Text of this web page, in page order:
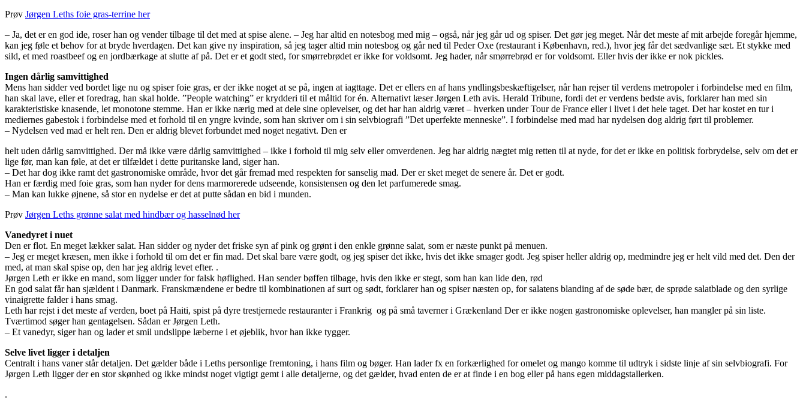
Prøv Jørgen Leths foie gras-terrine her
– Ja, det er en god ide, roser han og vender tilbage til det med at spise alene. – Jeg har altid en notesbog med mig – også, når jeg går ud og spiser. Det gør jeg meget. Når det meste af mit arbejde foregår hjemme,
kan jeg føle et behov for at bryde hverdagen. Det kan give ny inspiration, så jeg tager altid min notesbog og går ned til Peder Oxe (restaurant i København, red.), hvor jeg får det sædvanlige sæt. Et stykke med
sild, et med roastbeef og en jordbærkage at slutte af på. Det er et godt sted, for smørrebrødet er ikke for voldsomt. Jeg hader, når smørrebrød er for voldsomt. Eller hvis der ikke er nok pickles.
Ingen dårlig samvittighed
Mens han sidder ved bordet lige nu og spiser foie gras, er der ikke noget at se på, ingen at iagttage. Det er ellers en af hans yndlingsbeskæftigelser, når han rejser til verdens metropoler i forbindelse med en film,
han skal lave, eller et foredrag, han skal holde. ”People watching” er krydderi til et måltid for én. Alternativt læser Jørgen Leth avis. Herald Tribune, fordi det er verdens bedste avis, forklarer han med sin
karakteristiske knasende, let monotone stemme. Han er ikke nærig med at dele sine oplevelser, og det har han aldrig været – hverken under Tour de France eller i livet i det hele taget. Det har kostet en tur i
mediernes gabestok i forbindelse med et forhold til en yngre kvinde, som han skriver om i sin selvbiografi ”Det uperfekte menneske”. I forbindelse med mad har nydelsen dog aldrig ført til problemer.
– Nydelsen ved mad er helt ren. Den er aldrig blevet forbundet med noget negativt. Den er
helt uden dårlig samvittighed. Der må ikke være dårlig samvittighed – ikke i forhold til mig selv eller omverdenen. Jeg har aldrig nægtet mig retten til at nyde, for det er ikke en politisk forbrydelse, selv om det er
lige før, man kan føle, at det er tilfældet i dette puritanske land, siger han.
– Det har dog ikke ramt det gastronomiske område, hvor det går fremad med respekten for sanselig mad. Der er sket meget de senere år. Det er godt.
Han er færdig med foie gras, som han nyder for dens marmorerede udseende, konsistensen og den let parfumerede smag.
– Man kan lukke øjnene, så stor en nydelse er det at putte sådan en bid i munden.
Prøv Jørgen Leths grønne salat med hindbær og hasselnød her
Vanedyret i nuet
Den er flot. En meget lækker salat. Han sidder og nyder det friske syn af pink og grønt i den enkle grønne salat, som er næste punkt på menuen.
– Jeg er meget kræsen, men ikke i forhold til om det er fin mad. Det skal bare være godt, og jeg spiser det ikke, hvis det ikke smager godt. Jeg spiser heller aldrig op, medmindre jeg er helt vild med det. Den der
med, at man skal spise op, den har jeg aldrig levet efter. .
Jørgen Leth er ikke en mand, som ligger under for falsk høflighed. Han sender bøffen tilbage, hvis den ikke er stegt, som han kan lide den, rød
En god salat får han sjældent i Danmark. Franskmændene er bedre til kombinationen af surt og sødt, forklarer han og spiser næsten op, for salatens blanding af de søde bær, de sprøde salatblade og den syrlige
vinaigrette falder i hans smag.
Leth har rejst i det meste af verden, boet på Haiti, spist på dyre trestjernede restauranter i Frankrig og på små taverner i Grækenland Der er ikke nogen gastronomiske oplevelser, han mangler på sin liste.
Tværtimod søger han gentagelsen. Sådan er Jørgen Leth.
– Et vanedyr, siger han og lader et smil undslippe læberne i et øjeblik, hvor han ikke tygger.
Selve livet ligger i detaljen
Centralt i hans vaner står detaljen. Det gælder både i Leths personlige fremtoning, i hans film og bøger. Han lader fx en forkærlighed for omelet og mango komme til udtryk i sidste linje af sin selvbiografi. For
Jørgen Leth ligger der en stor skønhed og ikke mindst noget vigtigt gemt i alle detaljerne, og det gælder, hvad enten de er at finde i en bog eller på hans egen middagstallerken.
.